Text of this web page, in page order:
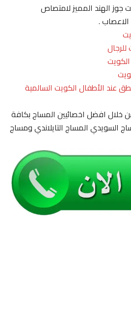
جوز الهند المميز لامتصاص
الاعصاب .
عند الأطفال الكويت السالمية
خلال افضل اخصائيين المساج بكافة
السويدي المساج التايلاندي ومساج